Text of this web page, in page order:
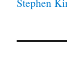
Stephen